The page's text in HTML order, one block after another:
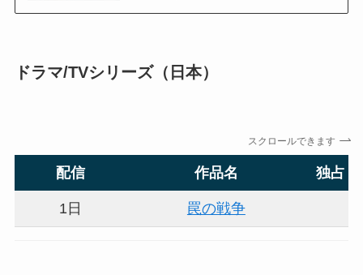
ドラマ/TVシリーズ（日本）
スクロールできます
配信 作品名 独占
1日 罠の戦争